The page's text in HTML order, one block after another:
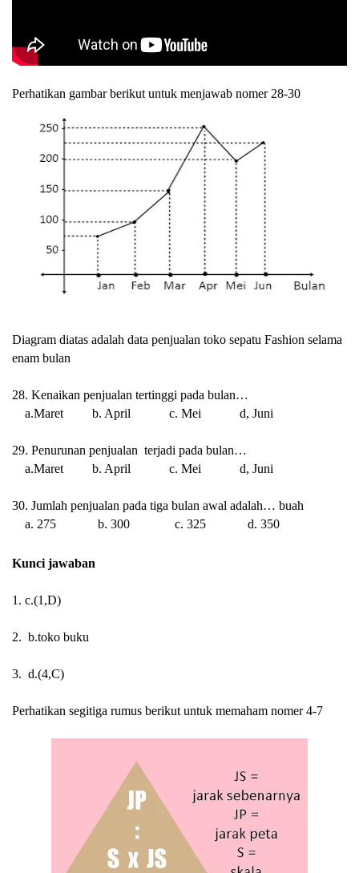
Perhatikan gambar berikut untuk menjawab nomer 28-30
Diagram diatas adalah data penjualan toko sepatu Fashion selama
enam bulan
28. Kenaikan penjualan tertinggi pada bulan…
a.Maret b. April c. Mei d, Juni
29. Penurunan penjualan terjadi pada bulan…
a.Maret b. April c. Mei d, Juni
30. Jumlah penjualan pada tiga bulan awal adalah… buah
a. 275 b. 300 c. 325 d. 350
Kunci jawaban
1. c.(1,D)
2. b.toko buku
3. d.(4,C)
Perhatikan segitiga rumus berikut untuk memaham nomer 4-7